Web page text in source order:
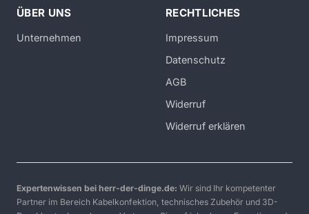
ÜBER UNS
Unternehmen
RECHTLICHES
Impressum
Datenschutz
AGB
Widerruf
Widerruf erklären
Expertenwissen bei herr-der-dinge.de: Wir sind Ihr kompetenter
Partner im Bereich Kabelkonfektion, technisches Zubehör und 3D-